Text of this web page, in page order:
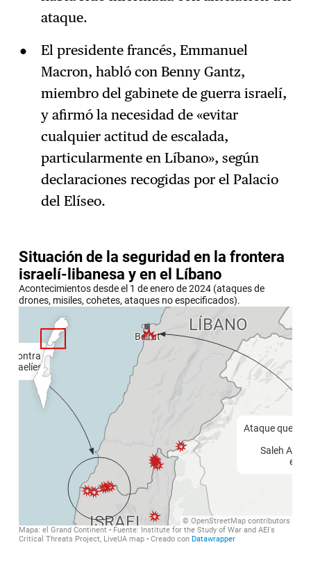
ataque.
El presidente francés, Emmanuel
Macron, habló con Benny Gantz,
miembro del gabinete de guerra israelí,
y afirmó la necesidad de «evitar
cualquier actitud de escalada,
particularmente en Líbano», según
declaraciones recogidas por el Palacio
del Elíseo.